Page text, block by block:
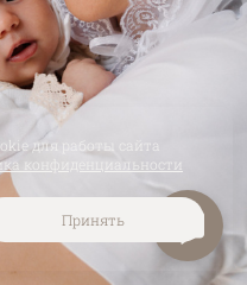
для работы сайта
конфиденциальности
Принять